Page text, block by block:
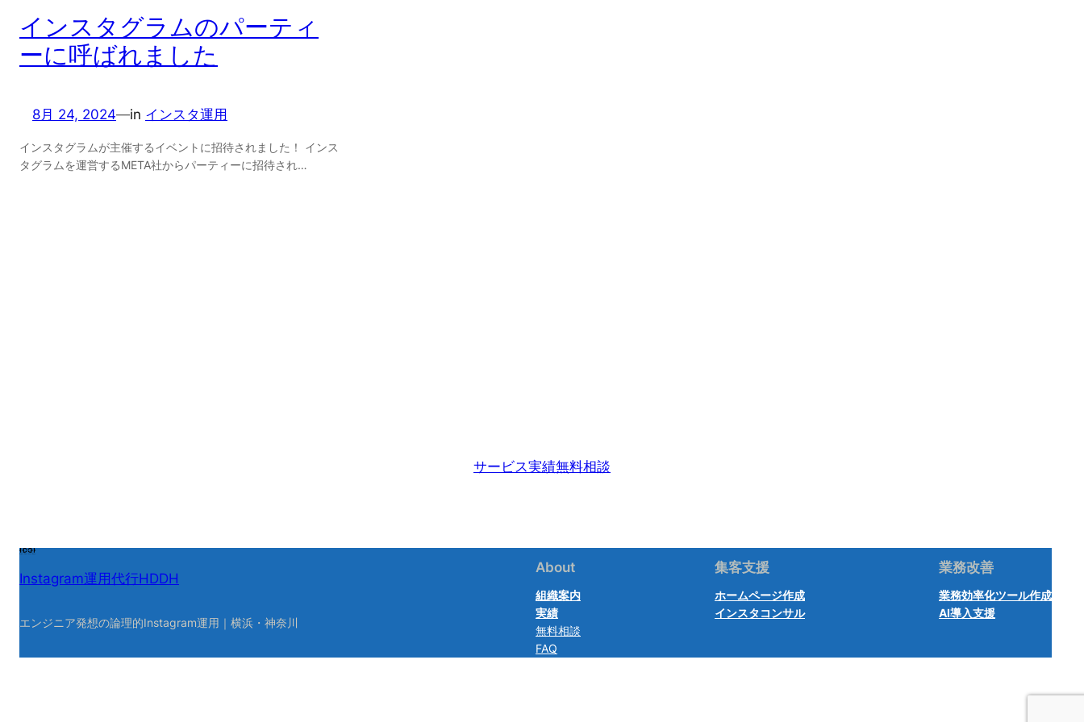
インスタグラムのパーティ
ーに呼ばれました
8月 24, 2024—in インスタ運用
インスタグラムが主催するイベントに招待されました！ インス
タグラムを運営するMETA社からパーティーに招待され…
サービス実績無料相談
Instagram運用代行HDDH
エンジニア発想の論理的Instagram運用｜横浜・神奈川
About
組織案内
実績
無料相談
FAQ
集客支援
ホームページ作成
インスタコンサル
業務改善
業務効率化ツール作成
AI導入支援